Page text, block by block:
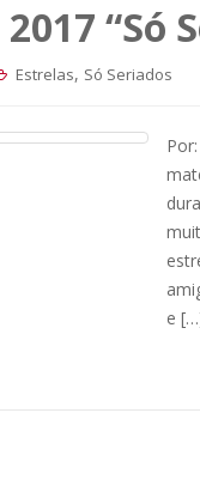
“Só
Estrelas, Só Seriados
e